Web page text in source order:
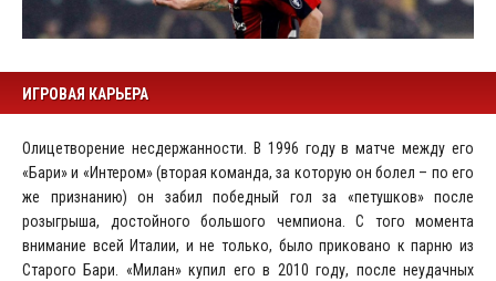
ИГРОВАЯ КАРЬЕРА
Олицетворение несдержанности. В 1996 году в матче между его
«Бари» и «Интером» (вторая команда, за которую он болел – по его
же признанию) он забил победный гол за «петушков» после
розыгрыша, достойного большого чемпиона. С того момента
внимание всей Италии, и не только, было приковано к парню из
Старого Бари. «Милан» купил его в 2010 году, после неудачных